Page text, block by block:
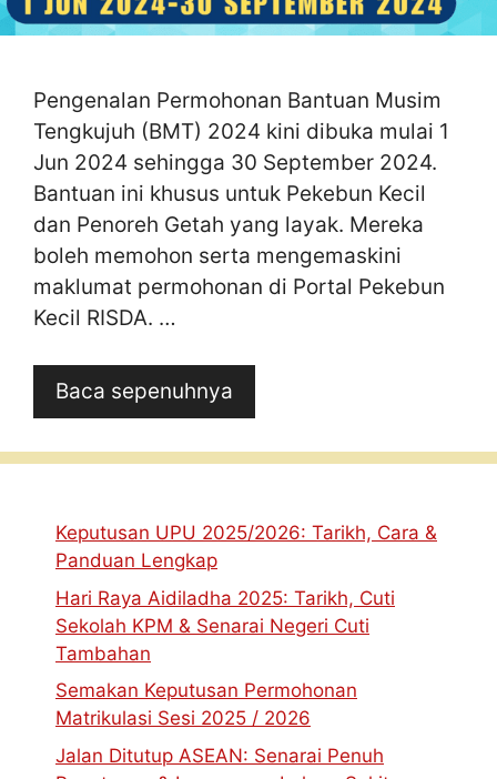
Pengenalan Permohonan Bantuan Musim
Tengkujuh (BMT) 2024 kini dibuka mulai 1
Jun 2024 sehingga 30 September 2024.
Bantuan ini khusus untuk Pekebun Kecil
dan Penoreh Getah yang layak. Mereka
boleh memohon serta mengemaskini
maklumat permohonan di Portal Pekebun
Kecil RISDA. …
Baca sepenuhnya
Keputusan UPU 2025/2026: Tarikh, Cara &
Panduan Lengkap
Hari Raya Aidiladha 2025: Tarikh, Cuti
Sekolah KPM & Senarai Negeri Cuti
Tambahan
Semakan Keputusan Permohonan
Matrikulasi Sesi 2025 / 2026
Jalan Ditutup ASEAN: Senarai Penuh